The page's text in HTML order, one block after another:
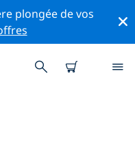
plongée de vos